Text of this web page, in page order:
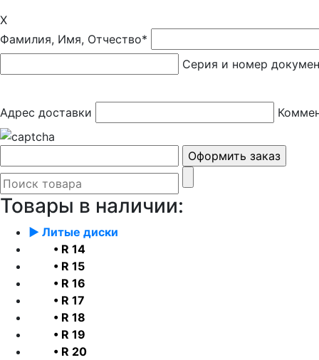
X
Фамилия, Имя, Отчество*
Серия и номер
Адрес доставки
Товары в наличии:
► Литые диски
• R 14
• R 15
• R 16
• R 17
• R 18
• R 19
• R 20